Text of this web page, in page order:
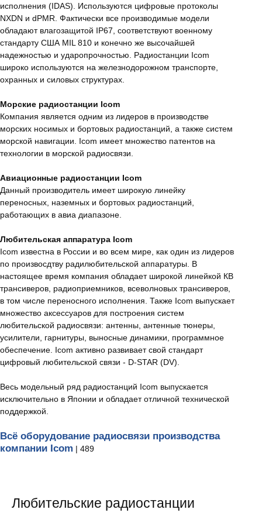
исполнения (IDAS). Используются цифровые протоколы
NXDN и dPMR. Фактически все производимые модели
обладают влагозащитой IP67, соответствуют военному
стандарту США MIL 810 и конечно же высочайшей
надежностью и ударопрочностью. Радиостанции Icom
широко используются на железнодорожном транспорте,
охранных и силовых структурах.
Морские радиостанции Icom
Компания является одним из лидеров в производстве
морских носимых и бортовых радиостанций, а также систем
морской навигации. Icom имеет множество патентов на
технологии в морской радиосвязи.
Авиационные радиостанции Icom
Данный производитель имеет широкую линейку
переносных, наземных и бортовых радиостанций,
работающих в авиа диапазоне.
Любительская аппаратура Icom
Icom известна в России и во всем мире, как один из лидеров
по произвосдтву радилюбительской аппаратуры. В
настоящее время компания обладает широкой линейкой КВ
трансиверов, радиоприемников, всеволновых трансиверов,
в том числе переносного исполнения. Также Icom выпускает
множество аксессуаров для построения систем
любительской радиосвязи: антенны, антенные тюнеры,
усилители, гарнитуры, выносные динамики, программное
обеспечение. Icom активно развивает свой стандарт
цифровый любительской связи - D-STAR (DV).
Весь модельный ряд радиостанций Icom выпускается
исключительно в Японии и обладает отличной технической
поддержкой.
Всё оборудование радиосвязи производства
компании Icom | 489
Любительские радиостанции